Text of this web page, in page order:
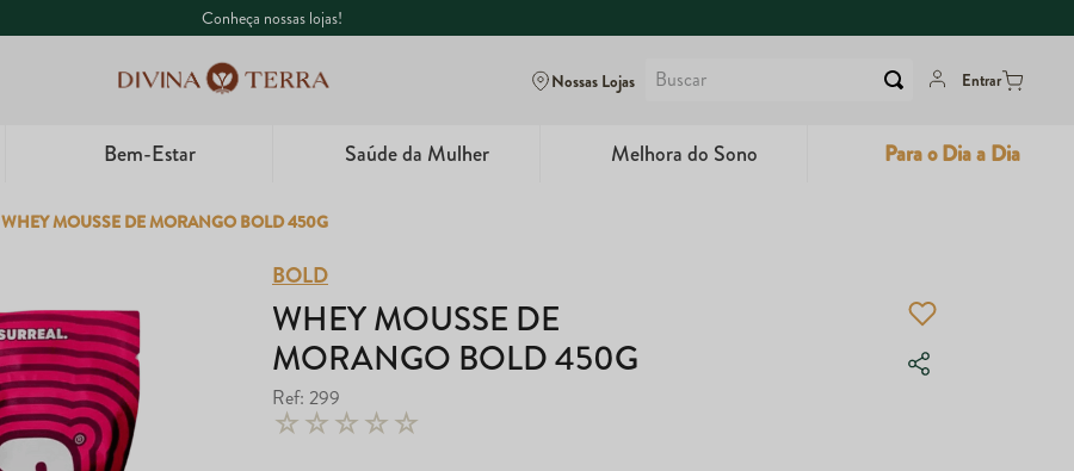
Conheça nossas lojas!
Nossas Lojas
Buscar
Entrar
Bem-Estar Saúde da Mulher Melhora do Sono Para o Dia a Dia
WHEY MOUSSE DE MORANGO BOLD 450G
BOLD
WHEY MOUSSE DE
MORANGO BOLD 450G
Ref: 299
☆☆☆☆☆
1
2
º Ômega
4º Garrafa
Magnésio